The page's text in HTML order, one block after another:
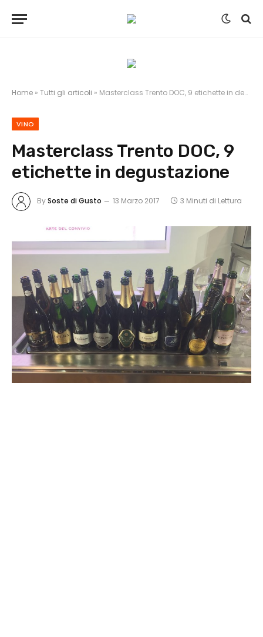
Home » Tutti gli articoli » Masterclass Trento DOC, 9 etichette in degustazione
VINO
Masterclass Trento DOC, 9
etichette in degustazione
BySoste di Gusto 13 Marzo 2017 3 Minuti di Lettura